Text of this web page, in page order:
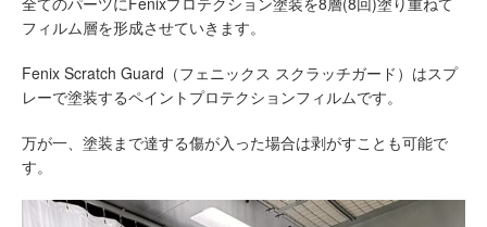
フィルム層を形成させていきます。
Fenix Scratch Guard（フェニックス スクラッチガード）はスプ
レーで塗装するペイントプロテクションフィルムです。
万が一、塗装まで達する傷が入った場合は剥がすことも可能で
す。